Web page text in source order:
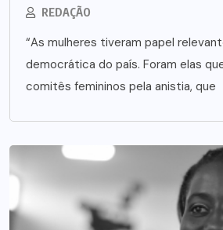
REDAÇÃO
“As mulheres tiveram papel
democrática do país. Foram elas
comitês femininos pela anistia, que